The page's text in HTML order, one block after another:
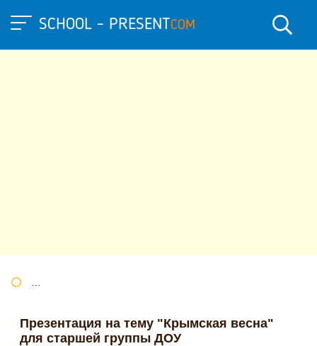
SCHOOL - PRESENTCOM
Презентация на тему "Крымская весна"
для старшей группы ДОУ